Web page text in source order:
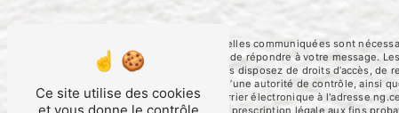
** Les données personnelles communiquées sont
traitants dans le seul but de répondre à votre message.
ng.cerato@orange.fr. Vous disposez de droits d’accès,
une réclamation auprès d’une autorité de contrôle, ainsi
Foulayronnes ou par courrier électronique à l'adresse
puis pendant la durée de prescription légale aux fins
Ce site utilise des cookies